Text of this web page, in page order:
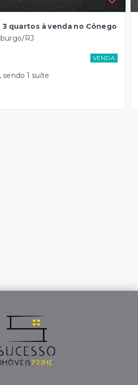
quartos à venda no Cônego
RJ
VENDA
, sendo1 suíte